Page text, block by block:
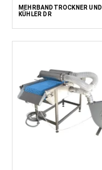
MEHRBANDTROCKNER UND
KÜHLER DR